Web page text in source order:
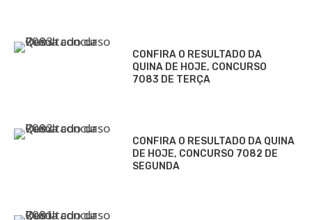
CONFIRA O RESULTADO DA
QUINA DE HOJE, CONCURSO
7083 DE TERÇA
CONFIRA O RESULTADO DA QUINA
DE HOJE, CONCURSO 7082 DE
SEGUNDA